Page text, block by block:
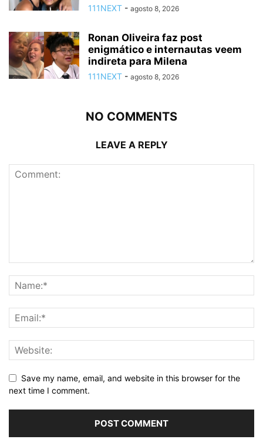
111NEXT - agosto 8, 2026
Ronan Oliveira faz post
enigmático e internautas veem
indireta para Milena
111NEXT - agosto 8, 2026
NO COMMENTS
LEAVE A REPLY
Save my name, email, and website in this browser for the
next time I comment.